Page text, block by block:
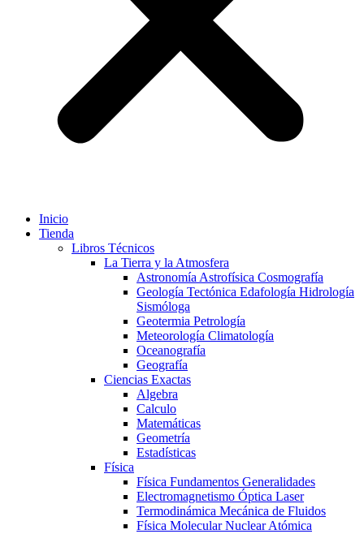
Inicio
Tienda
Libros Técnicos
La Tierra y la Atmosfera
Astronomía Astrofísica Cosmografía
Geología Tectónica Edafología Hidrología
Sismóloga
Geotermia Petrología
Meteorología Climatología
Oceanografía
Geografía
Ciencias Exactas
Algebra
Calculo
Matemáticas
Geometría
Estadísticas
Física
Física Fundamentos Generalidades
Electromagnetismo Óptica Laser
Termodinámica Mecánica de Fluidos
Física Molecular Nuclear Atómica